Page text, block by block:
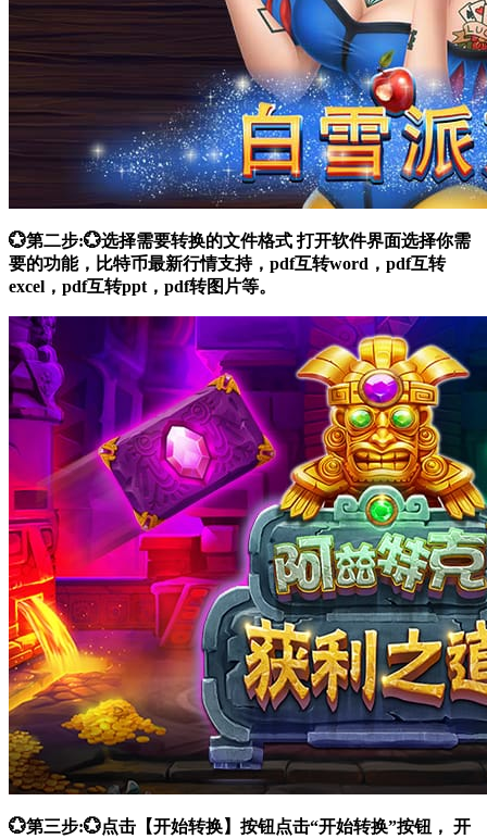
💮第二步:💮选择需要转换的文件格式 打开软件界面选择你需
要的功能，比特币最新行情支持，pdf互转word，pdf互转
excel，pdf互转ppt，pdf转图片等。
💮第三步:💮点击【开始转换】按钮点击“开始转换”按钮， 开